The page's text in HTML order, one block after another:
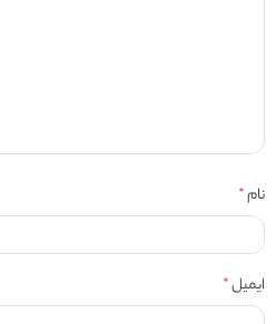
نام*
ایمیل*